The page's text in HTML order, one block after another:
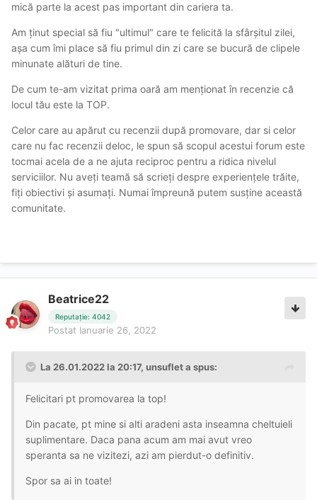
mică parte la acest pas important din cariera ta.
Am ținut special să fiu "ultimul" care te felicită la sfârșitul zilei,
așa cum îmi place să fiu primul din zi care se bucură de clipele
minunate alături de tine.
De cum te-am vizitat prima oară am menționat în recenzie că
locul tău este la TOP.
Celor care au apărut cu recenzii după promovare, dar si celor
care nu fac recenzii deloc, le spun să scopul acestui forum este
tocmai acela de a ne ajuta reciproc pentru a ridica nivelul
serviciilor. Nu aveți teamă să scrieți despre experiențele trăite,
fiți obiectivi și asumați. Numai împreună putem susține această
comunitate.
Beatrice22
Reputație: 4042
Postat Ianuarie 26, 2022
La 26.01.2022 la 20:17, unsufleta spus:
Felicitari pt promovarea la top!
Din pacate, pt mine si alti aradeni asta inseamna cheltuieli
suplimentare. Daca pana acum am mai avut vreo
speranta sa ne vizitezi, azi am pierdut-o definitiv.
Spor sa ai in toate!